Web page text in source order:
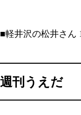
■軽井沢の松井さん
週刊うえだ